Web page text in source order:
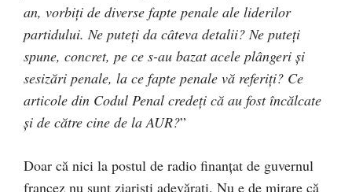
an, vorbiți de diverse fapte penale ale liderilor
partidului. Ne puteți da câteva detalii? Ne puteți
spune, concret, pe ce s-au bazat acele plângeri și
sesizări penale, la ce fapte penale vă referiți? Ce
articole din Codul Penal credeți că au fost încălcate
și de către cine de la AUR?”
Doar că nici la postul de radio finanțat de guvernul
francez nu sunt ziariști adevărați. Nu e de mirare că